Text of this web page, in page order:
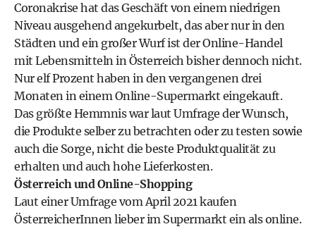
Coronakrise hat das Geschäft von einem niedrigen
Niveau ausgehend angekurbelt, das aber nur in den
Städten und ein großer Wurf ist der Online-Handel
mit Lebensmitteln in Österreich bisher dennoch nicht.
Nur elf Prozent haben in den vergangenen drei
Monaten in einem Online-Supermarkt eingekauft.
Das größte Hemmnis war laut Umfrage der Wunsch,
die Produkte selber zu betrachten oder zu testen sowie
auch die Sorge, nicht die beste Produktqualität zu
erhalten und auch hohe Lieferkosten.
Österreich und Online-Shopping
Laut einer Umfrage vom April 2021 kaufen
ÖsterreicherInnen lieber im Supermarkt ein als online.